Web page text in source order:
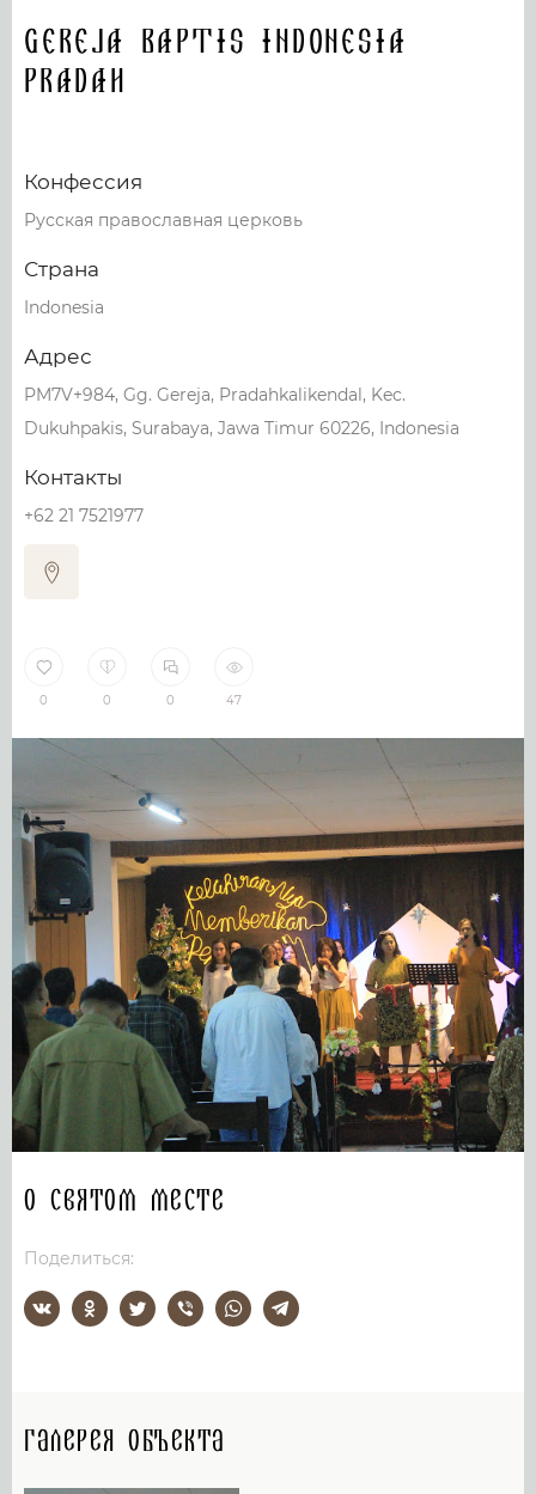
Gereja Baptis Indonesia
Pradah
Конфессия
Русская православная церковь
Страна
Indonesia
Адрес
PM7V+984, Gg. Gereja, Pradahkalikendal, Kec.
Dukuhpakis, Surabaya, Jawa Timur 60226, Indonesia
Контакты
+62 21 7521977
0 0 0 47
О святом месте
Поделиться:
Галерея объекта